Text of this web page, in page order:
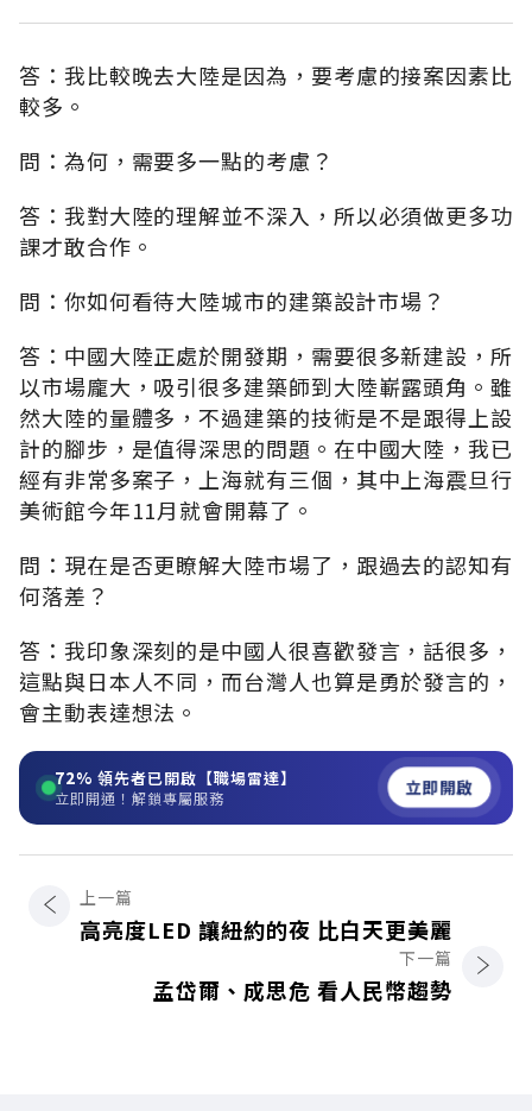
答：我比較晚去大陸是因為，要考慮的接案因素比
較多。
問：為何，需要多一點的考慮？
答：我對大陸的理解並不深入，所以必須做更多功
課才敢合作。
問：你如何看待大陸城市的建築設計市場？
答：中國大陸正處於開發期，需要很多新建設，所
以市場龐大，吸引很多建築師到大陸嶄露頭角。雖
然大陸的量體多，不過建築的技術是不是跟得上設
計的腳步，是值得深思的問題。在中國大陸，我已
經有非常多案子，上海就有三個，其中上海震旦行
美術館今年11月就會開幕了。
問：現在是否更瞭解大陸市場了，跟過去的認知有
何落差？
答：我印象深刻的是中國人很喜歡發言，話很多，
這點與日本人不同，而台灣人也算是勇於發言的，
會主動表達想法。
72% 領先者已開啟【職場雷達】
立即開通！解鎖專屬服務 立即開啟
上一篇
高亮度LED 讓紐約的夜 比白天更美麗
下一篇
孟岱爾、成思危 看人民幣趨勢